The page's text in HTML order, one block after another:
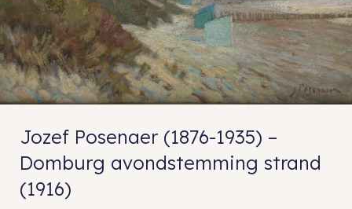
Jozef Posenaer (1876-1935) –
Domburg avondstemming strand
(1916)